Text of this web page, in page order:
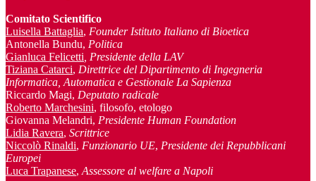
Comitato Scientifico
Luisella Battaglia, Founder Istituto Italiano di Bioetica
Antonella Bundu, Politica
Gianluca Felicetti , Presidente della LAV
Tiziana Catarci, Direttrice del Dipartimento di Ingegneria
Informatica, Automatica e Gestionale La Sapienza
Riccardo Magi, Deputato radicale
Roberto Marchesini, filosofo, etologo
Giovanna Melandri, Presidente Human Foundation
Lidia Ravera, Scrittrice
Niccolò Rinaldi, Funzionario UE, Presidente dei Repubblicani
Europei
Luca Trapanese, Assessore al welfare a Napoli